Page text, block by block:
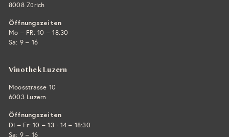
8008 Zürich
Öffnungszeiten
Mo – FR: 10 – 18:30
Sa: 9 – 16
Vinothek Luzern
Moosstrasse 10
6003 Luzern
Öffnungszeiten
Di – Fr: 10 – 13 · 14 – 18:30
Sa: 9 – 16